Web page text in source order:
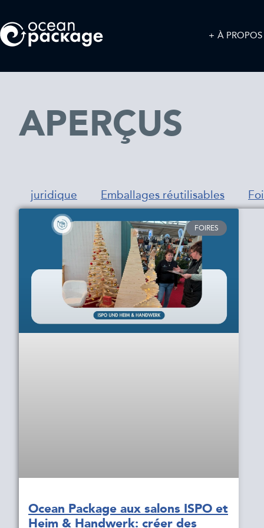
À
APERÇUS
juridique Emballages réutilisables
FOIRES
Ocean Package aux salons ISPO et
Heim & Handwerk: créer des